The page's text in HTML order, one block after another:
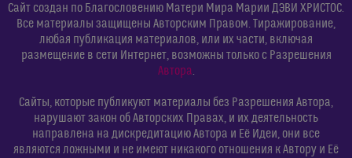
Сайт создан по Благословению Матери Мира Марии ДЭВИ ХРИСТОС.
Все материалы защищены Авторским Правом. Тиражирование,
любая публикация материалов, или их части, включая
размещение в сети Интернет, возможны только с Разрешения
Автора.
Сайты, которые публикуют материалы без Разрешения Автора,
нарушают закон об Авторских Правах, и их деятельность
направлена на дискредитацию Автора и Её Идеи, они все
являются ложными и не имеют никакого отношения к Автору и Её